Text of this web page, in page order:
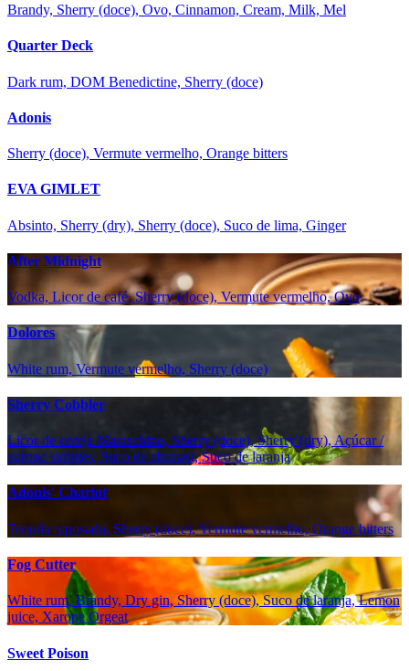
Brandy, Sherry (doce), Ovo, Cinnamon, Cream, Milk, Mel
Quarter Deck
Dark rum, DOM Benedictine, Sherry (doce)
Adonis
Sherry (doce), Vermute vermelho, Orange bitters
EVA GIMLET
Absinto, Sherry (dry), Sherry (doce), Suco de lima, Ginger
After Midnight
Vodka, Licor de café, Sherry (doce), Vermute vermelho, Ovo
Dolores
White rum, Vermute vermelho, Sherry (doce)
Sherry Cobbler
Licor de cereja Maraschino, Sherry (doce), Sherry (dry), Açúcar /
xarope simples, Suco de abacaxi, Suco de laranja
Adonis' Chariot
Tequila reposado, Sherry (doce), Vermute vermelho, Orange bitters
Fog Cutter
White rum, Brandy, Dry gin, Sherry (doce), Suco de laranja, Lemon
juice, Xarope Orgeat
Sweet Poison